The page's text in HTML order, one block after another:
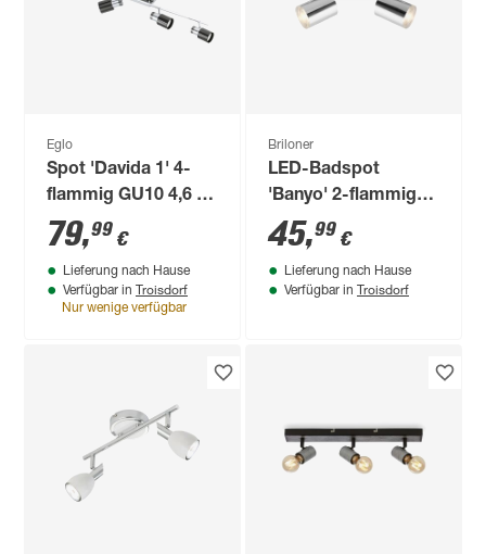
Eglo
Spot 'Davida 1' 4-
flammig GU10 4,6 W
400 lm warmweiß 78
x 7 cm
79,99 €
Lieferung nach Hause
Verfügbar in Troisdorf
Nur wenige verfügbar
Briloner
LED-Badspot
'Banyo' 2-flammig
GU10 5 W 9,9 x 11,2
x 29 cm
45,99 €
Lieferung nach Hause
Verfügbar in Troisdorf